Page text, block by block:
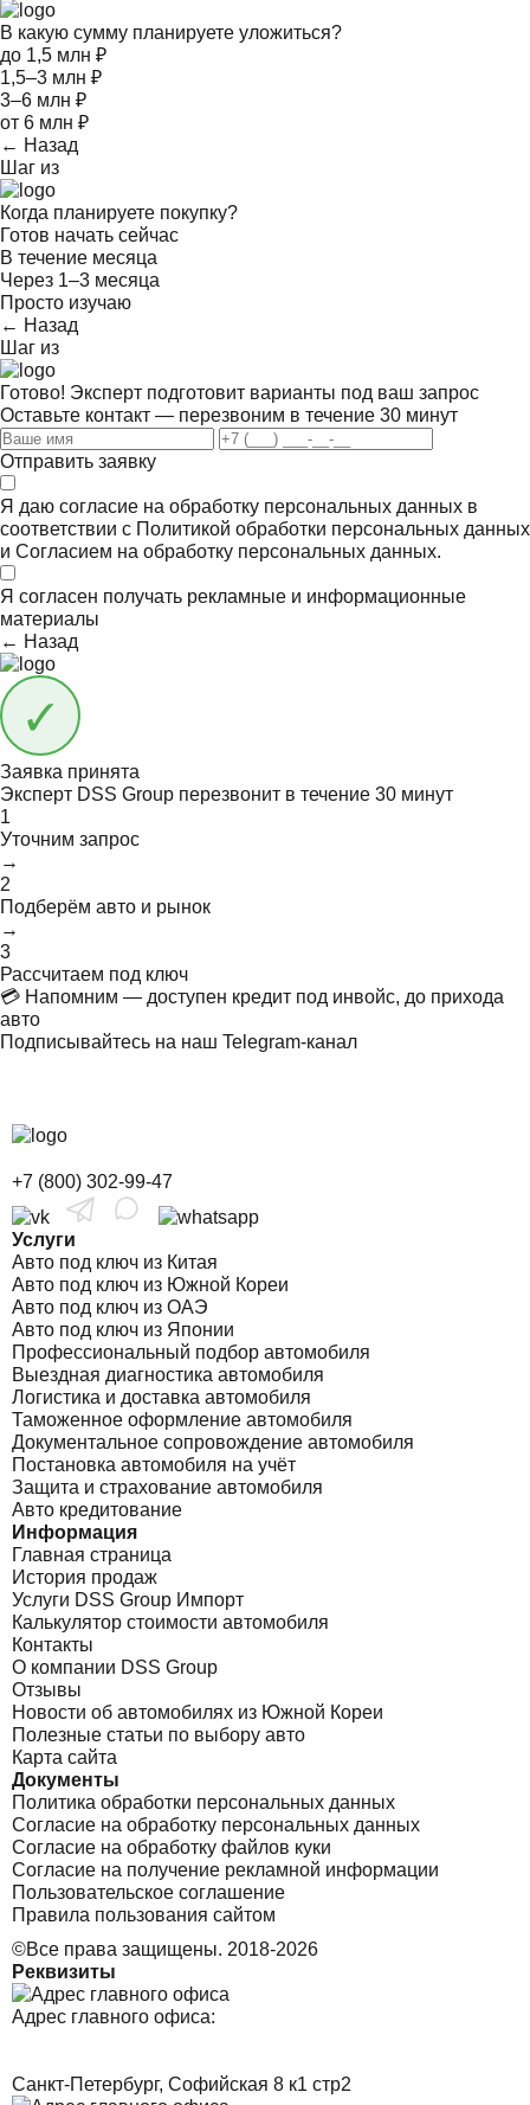
В какую сумму планируете уложиться?
до 1,5 млн ₽
1,5–3 млн ₽
3–6 млн ₽
от 6 млн ₽
← Назад
Шаг из
Когда планируете покупку?
Готов начать сейчас
В течение месяца
Через 1–3 месяца
Просто изучаю
← Назад
Шаг из
Готово! Эксперт подготовит варианты под ваш запрос
Оставьте контакт — перезвоним в течение 30 минут
Отправить заявку
Я даю согласие на обработку персональных данных в
соответствии с Политикой обработки персональных данных
и Согласием на обработку персональных данных.
Я согласен получать рекламные и информационные
материалы
← Назад
Заявка принята
Эксперт DSS Group перезвонит в течение 30 минут
1
Уточним запрос
→
2
Подберём авто и рынок
→
3
Рассчитаем под ключ
💳 Напомним — доступен кредит под инвойс, до прихода
авто
Подписывайтесь на наш Telegram-канал
+7 (800) 302-99-47
Услуги
Авто под ключ из Китая
Авто под ключ из Южной Кореи
Авто под ключ из ОАЭ
Авто под ключ из Японии
Профессиональный подбор автомобиля
Выездная диагностика автомобиля
Логистика и доставка автомобиля
Таможенное оформление автомобиля
Документальное сопровождение автомобиля
Постановка автомобиля на учёт
Защита и страхование автомобиля
Авто кредитование
Информация
Главная страница
История продаж
Услуги DSS Group Импорт
Калькулятор стоимости автомобиля
Контакты
О компании DSS Group
Отзывы
Новости об автомобилях из Южной Кореи
Полезные статьи по выбору авто
Карта сайта
Документы
Политика обработки персональных данных
Согласие на обработку персональных данных
Согласие на обработку файлов куки
Согласие на получение рекламной информации
Пользовательское соглашение
Правила пользования сайтом
©Все права защищены. 2018-2026
Реквизиты
Адрес главного офиса:
Санкт-Петербург, Софийская 8 к1 стр2